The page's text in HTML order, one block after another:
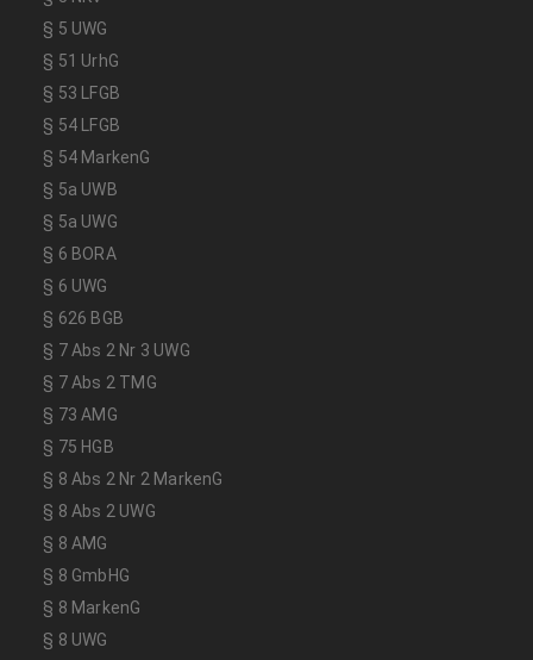
§ 5 UWG
§ 51 UrhG
§ 53 LFGB
§ 54 LFGB
§ 54 MarkenG
§ 5a UWB
§ 5a UWG
§ 6 BORA
§ 6 UWG
§ 626 BGB
§ 7 Abs 2 Nr 3 UWG
§ 7 Abs 2 TMG
§ 73 AMG
§ 75 HGB
§ 8 Abs 2 Nr 2 MarkenG
§ 8 Abs 2 UWG
§ 8 AMG
§ 8 GmbHG
§ 8 MarkenG
§ 8 UWG